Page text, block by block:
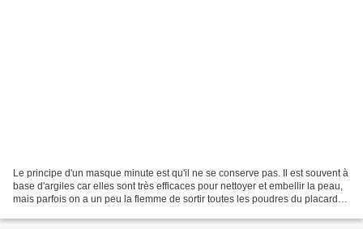
Le principe d'un masque minute est qu'il ne se conserve pas. Il est souvent à
base d'argiles car elles sont très efficaces pour nettoyer et embellir la peau,
mais parfois on a un peu la flemme de sortir toutes les poudres du placard